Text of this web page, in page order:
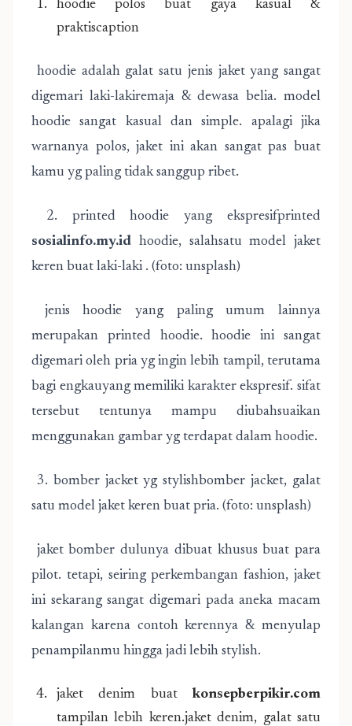
hoodie polos buat gaya kasual &
praktiscaption
hoodie adalah galat satu jenis jaket yang sangat
digemari laki-lakiremaja & dewasa belia. model
hoodie sangat kasual dan simple. apalagi jika
warnanya polos, jaket ini akan sangat pas buat
kamu yg paling tidak sanggup ribet.
2. printed hoodie yang ekspresifprinted
sosialinfo.my.id hoodie, salahsatu model jaket
keren buat laki-laki . (foto: unsplash)
jenis hoodie yang paling umum lainnya
merupakan printed hoodie. hoodie ini sangat
digemari oleh pria yg ingin lebih tampil, terutama
bagi engkauyang memiliki karakter ekspresif. sifat
tersebut tentunya mampu diubahsuaikan
menggunakan gambar yg terdapat dalam hoodie.
3. bomber jacket yg stylishbomber jacket, galat
satu model jaket keren buat pria. (foto: unsplash)
jaket bomber dulunya dibuat khusus buat para
pilot. tetapi, seiring perkembangan fashion, jaket
ini sekarang sangat digemari pada aneka macam
kalangan karena contoh kerennya & menyulap
penampilanmu hingga jadi lebih stylish.
jaket denim buat konsepberpikir.com
tampilan lebih keren.jaket denim, galat satu